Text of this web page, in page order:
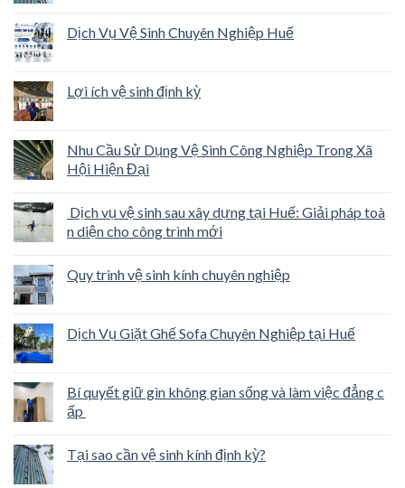
Dịch Vụ Vệ Sinh Chuyên Nghiệp Huế
Lợi ích vệ sinh định kỳ
Nhu Cầu Sử Dụng Vệ Sinh Công Nghiệp Trong Xã
Hội Hiện Đại
Dịch vụ vệ sinh sau xây dựng tại Huế: Giải pháp toà
n diện cho công trình mới
Quy trình vệ sinh kính chuyên nghiệp
Dịch Vụ Giặt Ghế Sofa Chuyên Nghiệp tại Huế
Bí quyết giữ gìn không gian sống và làm việc đẳng c
ấp
Tại sao cần vệ sinh kính định kỳ?